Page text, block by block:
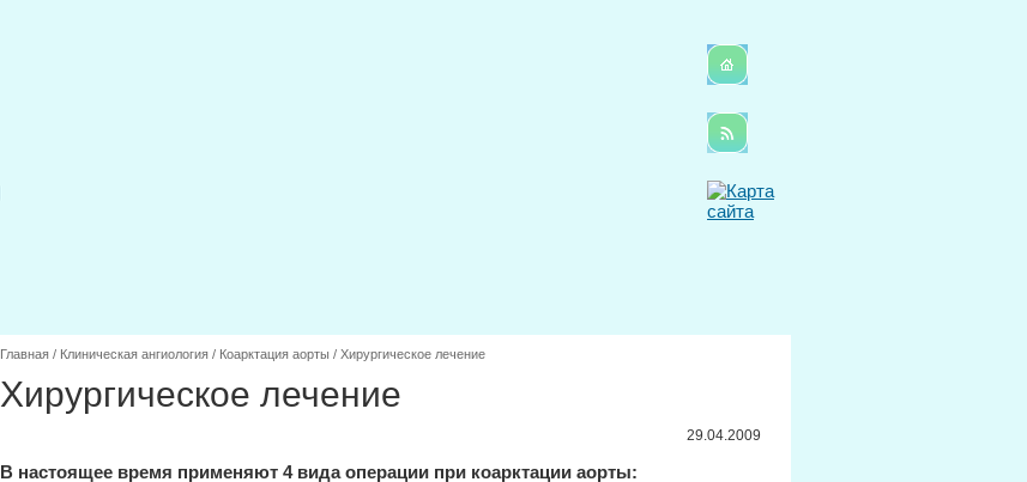
Главная / Клиническая ангиология / Коарктация аорты / Хирургическое лечение
Хирургическое лечение
29.04.2009
В настоящее время применяют 4 вида операции при коарктации аорты: